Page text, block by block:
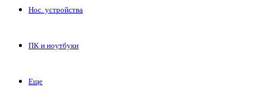
Нос. устройства
ПК и ноутбуки
Еще